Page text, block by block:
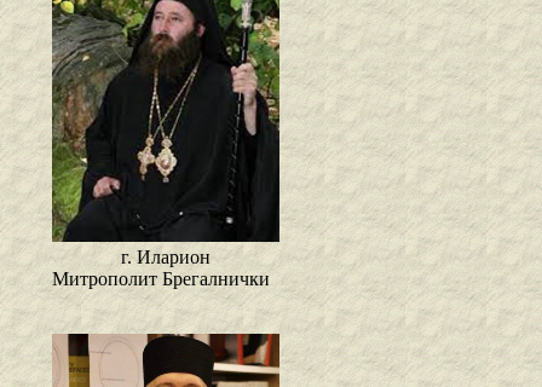
г. Иларион
Митрополит Брегалнички